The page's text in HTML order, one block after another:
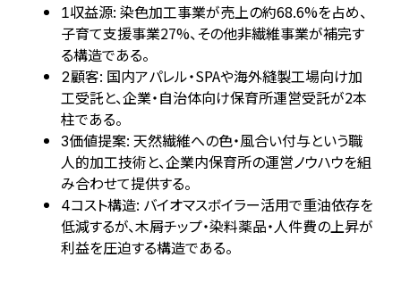
1収益源: 染色加工事業が売上の約68.6%を占め、
子育て支援事業27%、その他非繊維事業が補完す
る構造である。
2顧客: 国内アパレル・SPAや海外縫製工場向け加
工受託と、企業・自治体向け保育所運営受託が2本
柱である。
3価値提案: 天然繊維への色・風合い付与という職
人的加工技術と、企業内保育所の運営ノウハウを組
み合わせて提供する。
4コスト構造: バイオマスボイラー活用で重油依存を
低減するが、木屑チップ・染料薬品・人件費の上昇が
利益を圧迫する構造である。